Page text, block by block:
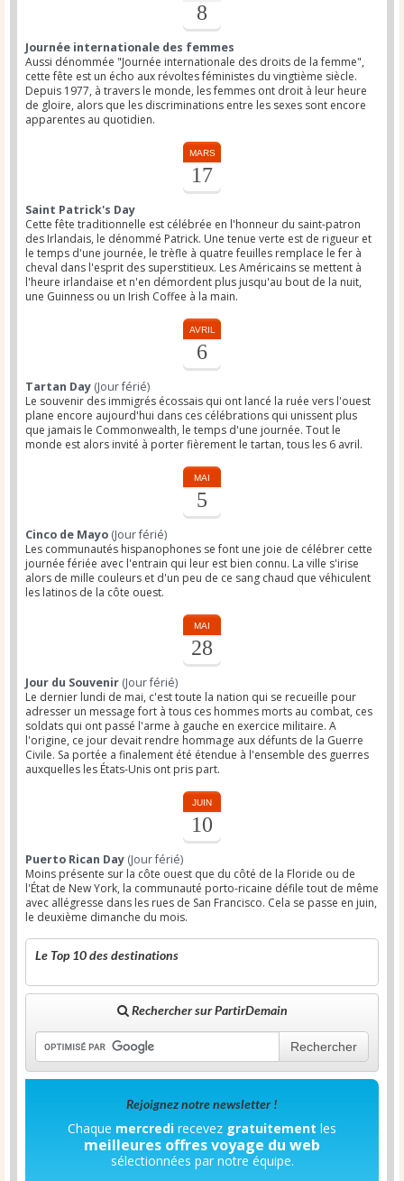
8
Journée internationale des femmes
Aussi dénommée "Journée internationale des droits de la femme",
cette fête est un écho aux révoltes féministes du vingtième siècle.
Depuis 1977, à travers le monde, les femmes ont droit à leur heure
de gloire, alors que les discriminations entre les sexes sont encore
apparentes au quotidien.
MARS
17
Saint Patrick's Day
Cette fête traditionnelle est célébrée en l'honneur du saint-patron
des Irlandais, le dénommé Patrick. Une tenue verte est de rigueur et
le temps d'une journée, le trèfle à quatre feuilles remplace le fer à
cheval dans l'esprit des superstitieux. Les Américains se mettent à
l'heure irlandaise et n'en démordent plus jusqu'au bout de la nuit,
une Guinness ou un Irish Coffee à la main.
AVRIL
6
Tartan Day (Jour férié)
Le souvenir des immigrés écossais qui ont lancé la ruée vers l'ouest
plane encore aujourd'hui dans ces célébrations qui unissent plus
que jamais le Commonwealth, le temps d'une journée. Tout le
monde est alors invité à porter fièrement le tartan, tous les 6 avril.
MAI
5
Cinco de Mayo (Jour férié)
Les communautés hispanophones se font une joie de célébrer cette
journée fériée avec l'entrain qui leur est bien connu. La ville s'irise
alors de mille couleurs et d'un peu de ce sang chaud que véhiculent
les latinos de la côte ouest.
MAI
28
Jour du Souvenir (Jour férié)
Le dernier lundi de mai, c'est toute la nation qui se recueille pour
adresser un message fort à tous ces hommes morts au combat, ces
soldats qui ont passé l'arme à gauche en exercice militaire. A
l'origine, ce jour devait rendre hommage aux défunts de la Guerre
Civile. Sa portée a finalement été étendue à l'ensemble des guerres
auxquelles les États-Unis ont pris part.
JUIN
10
Puerto Rican Day (Jour férié)
Moins présente sur la côte ouest que du côté de la Floride ou de
l'État de New York, la communauté porto-ricaine défile tout de même
avec allégresse dans les rues de San Francisco. Cela se passe en juin,
le deuxième dimanche du mois.
Le Top 10 des destinations
Rechercher sur PartirDemain
Rechercher
Rejoignez notre newsletter !
Chaque mercredi recevez gratuitement les
meilleures offres voyage du web
sélectionnées par notre équipe.